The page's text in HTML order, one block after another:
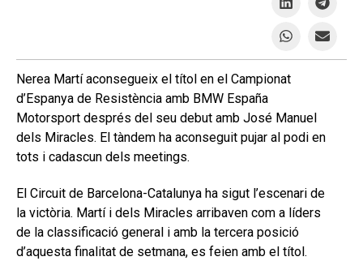
Nerea Martí aconsegueix el títol en el Campionat
d’Espanya de Resistència amb BMW España
Motorsport després del seu debut amb José Manuel
dels Miracles. El tàndem ha aconseguit pujar al podi en
tots i cadascun dels meetings.
El Circuit de Barcelona-Catalunya ha sigut l’escenari de
la victòria. Martí i dels Miracles arribaven com a líders
de la classificació general i amb la tercera posició
d’aquesta finalitat de setmana, es feien amb el títol.